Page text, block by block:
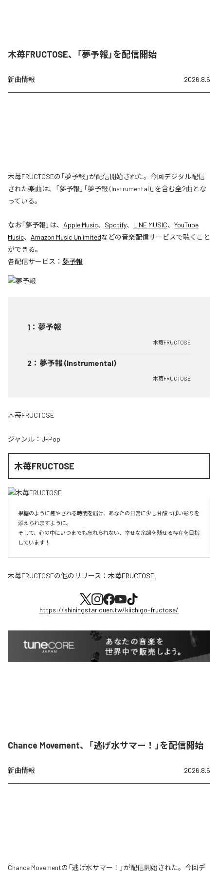
木苺FRUCTOSE、「夢予報」を配信開始
新曲情報 2026.8.6
木苺FRUCTOSEの「夢予報」が配信開始された。今回デジタル配信
された楽曲は、「夢予報」「夢予報 (Instrumental)」を含む全2曲とな
っている。
なお「夢予報 」は、 Apple Music、 Spotify、 LINE MUSIC、 YouTube
Music、 Amazon Music Unlimitedなどの音楽配信サービスで聴くこと
ができる。
各配信サービス： 夢予報
1 ： 夢予報
木苺FRUCTOSE
2 ： 夢予報 (Instrumental)
木苺FRUCTOSE
木苺FRUCTOSE
ジャンル： J-Pop
木苺FRUCTOSE
果糖のように癒やされる時間を届け、あなたの日常に少し甘酸っぱい彩りを
添えられますように。
そして、心の中にいつまでも忘れられない、幸せな余韻を残せる存在を目指
しています！
木苺FRUCTOSEの他のリリース： 木苺FRUCTOSE
https://shiningstar.ouen.tw/kiichigo-fructose/
Chance Movement、「逃げ水サマー！」を配信開始
新曲情報 2026.8.6
Chance Movementの「逃げ水サマー！」が配信開始された。今回デ